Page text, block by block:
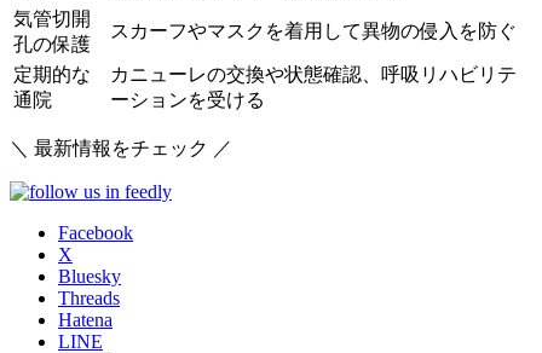
気管切開
孔の保護
スカーフやマスクを着用して異物の侵入を防ぐ
定期的な
通院
カニューレの交換や状態確認、呼吸リハビリテ
ーションを受ける
＼ 最新情報をチェック ／
Facebook
X
Bluesky
Threads
Hatena
LINE